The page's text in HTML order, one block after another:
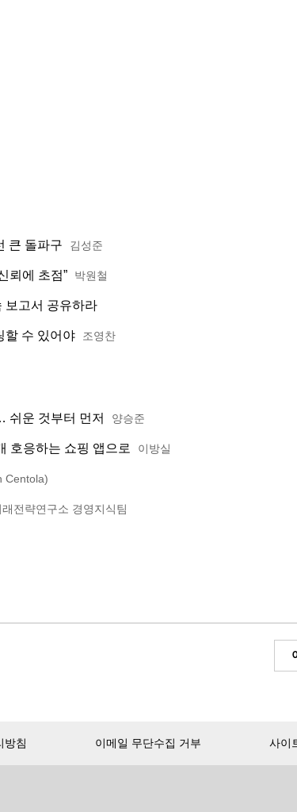
큰 돌파구 김성준
뢰에 초점” 박원철
보고서 공유하라
할 수 있어야 조영찬
쉬운 것부터 먼저 양승준
호응하는 쇼핑 앱으로 이방실
Centola)
전략연구소 경영지식팀
방침 이메일 무단수집 거부 사이